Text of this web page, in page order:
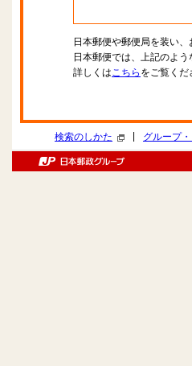
日本郵便や郵便局を装い
日本郵便では、上記のよ
詳しくはこちら をご覧くだ
検索のしかた グループ